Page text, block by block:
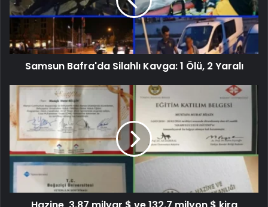
Samsun Bafra'da Silahlı Kavga: 1 Ölü, 2 Yaralı